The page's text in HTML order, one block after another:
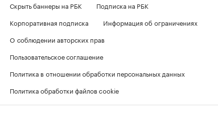
Скрыть баннеры на РБК
Подписка на РБК
Корпоративная подписка
Информация об ограничениях
О соблюдении авторских прав
Пользовательское соглашение
Политика в отношении обработки персональных данных
Политика обработки файлов cookie